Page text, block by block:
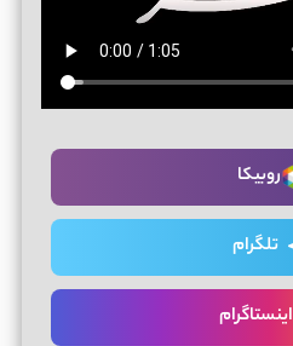
روبیکا
تلگرام
اینستاگرام